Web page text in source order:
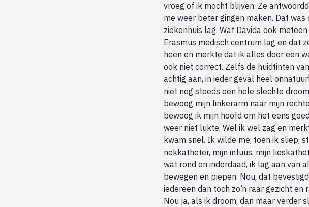
vroeg of ik mocht blijven. Ze
me weer beter gingen maken. Dat
ziekenhuis lag. Wat Davida ook
Erasmus medisch centrum lag en dat
heen en merkte dat ik alles door een
ook niet correct. Zelfs de huidtinten
achtig aan, in ieder geval heel
niet nog steeds een hele slechte
bewoog mijn linkerarm naar mijn
bewoog ik mijn hoofd om het eens
weer niet lukte. Wel ik wel zag en
kwam snel. Ik wilde me, toen ik sliep,
nekkatheter, mijn infuus, mijn
wat rond en inderdaad, ik lag aan van
bewegen en piepen. Nou, dat
iedereen dan toch zo’n raar gezicht
Nou ja, als ik droom, dan maar verder